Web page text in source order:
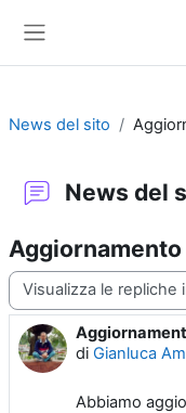
News del sito
News del
Aggiornamento
Modalità visualizzazione
di Gianluca
Numero di
Abbiamo